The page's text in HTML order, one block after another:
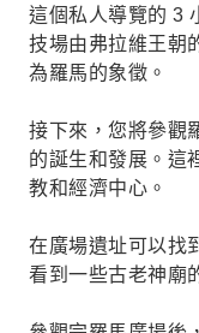
這個私人導覽的 3
技場由弗拉維王朝
為羅馬的象徵。
接下來，您將參觀
的誕生和發展。這
教和經濟中心。
在廣場遺址可以找
看到一些古老神廟